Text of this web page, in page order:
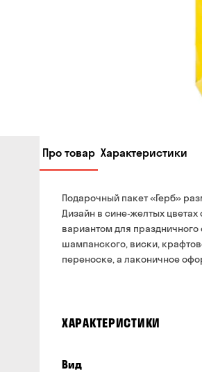
Про товар Характеристики
Подарочный пакет «Герб»
Дизайн в сине-желтых
вариантом для
шампанского, виски,
переноске, а лаконичное
ХАРАКТЕРИСТИКИ
Вид